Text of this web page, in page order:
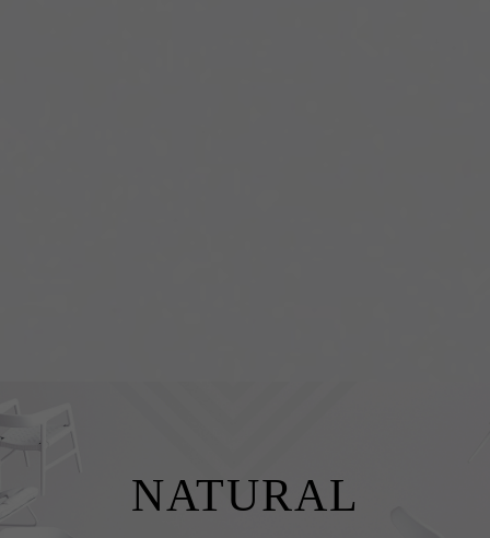
NATURAL